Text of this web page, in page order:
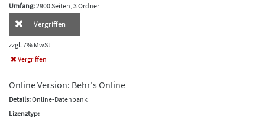
Umfang:2900 Seiten, 3 Ordner
Vergriffen
zzgl. 7% MwSt
Vergriffen
Online Version: Behr's Online
Details:Online-Datenbank
Lizenztyp: